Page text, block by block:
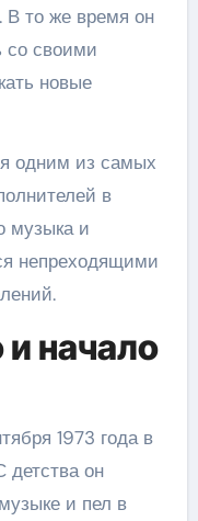
В то же время он
со своими
новые
одним из самых
в
музыка и
непреходящими
и начало
1973 года в
детства он
и пел в